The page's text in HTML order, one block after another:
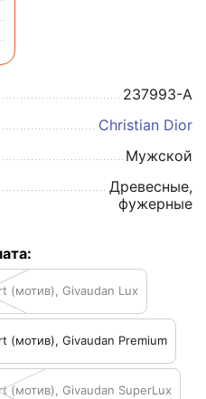
237993-A
Christian Dior
Мужской
Древесные,
фужерные
(мотив), Givaudan Lux
(мотив), Givaudan Premium
(мотив), Givaudan SuperLux